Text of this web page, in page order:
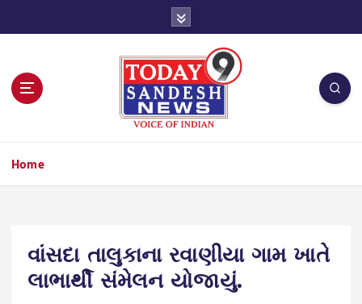
Home
વાંસદા તાલુકાના રવાણીયા ગામ ખાતે
લાભાર્થી સંમેલન યોજાયું.